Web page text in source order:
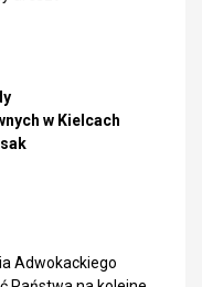
w Kielcach
Adwokackiego